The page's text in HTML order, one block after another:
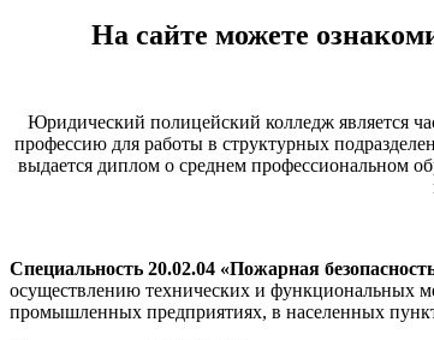
На сайте можете
Юридический полицейский колледж является
профессию для работы в структурных
выдается диплом о среднем профессиональном
Специальность 20.02.04 «Пожарная
осуществлению технических и функциональных
промышленных предприятиях, в населенных